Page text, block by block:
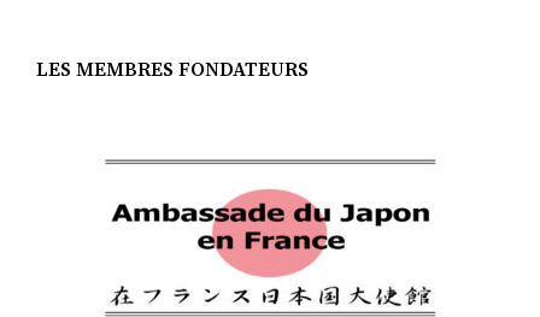
LES MEMBRES FONDATEURS